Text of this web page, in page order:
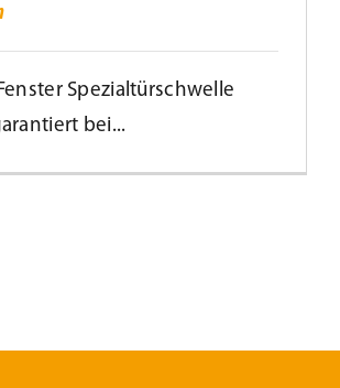
Spezialtürschwelle
bei...